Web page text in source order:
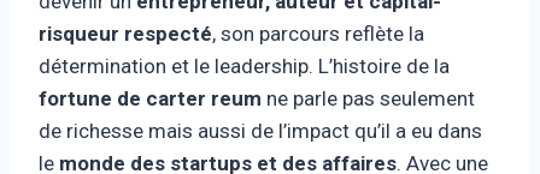
risqueur respecté, son parcours reflète la
détermination et le leadership. L’histoire de la
fortune de carter reum ne parle pas seulement
de richesse mais aussi de l’impact qu’il a eu dans
le monde des startups et des affaires. Avec une